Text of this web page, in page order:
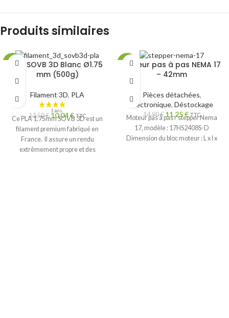
Produits similaires
RUPT
PLA SOVB 3D Blanc Ø1.75
mm (500g)
Filament 3D, PLA
13,50€ 10,04€ TTC
Ce PLA 1.75mm SOVB 3D est un
filament premium fabriqué en
France. Il assure un rendu
extrêmement propre et des
RUPT
Moteur pas à pas NEMA 17
– 42mm
Pièces détachées,
Électronique, Déstockage
14,90€ 11,25€ TTC
Moteur pas à pas / stepper Nema
17, modèle : 17HS2408S-D
Dimension du bloc moteur : L x l x